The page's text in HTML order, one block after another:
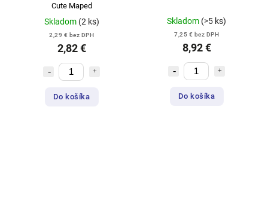
Cute Maped
Skladom (2 ks)
2,29 € bez DPH
2,82 €
Do košíka
Skladom (>5 ks)
7,25 € bez DPH
8,92 €
Do košíka